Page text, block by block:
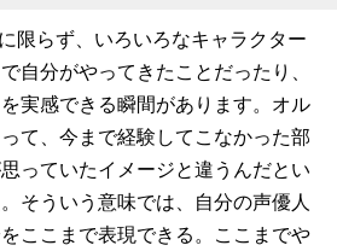
限らず、いろいろなキャラクター
自分がやってきたことだったり、
実感できる瞬間があります。オル
て、今まで経験してこなかった部
っていたイメージと違うんだとい
そういう意味では、自分の声優人
ここまで表現できる。ここまでや